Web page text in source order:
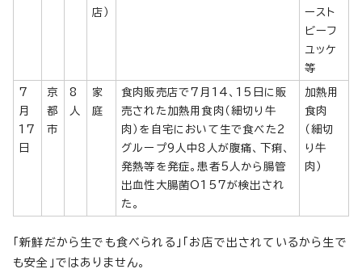
店）
ースト
ビーフ
ユッケ
等
7
月
17
日
京
都
市
8
人
家
庭
食肉販売店で7月14、15日に販
売された加熱用食肉（細切り牛
肉）を自宅において生で食べた2
グループ9人中8人が腹痛、下痢、
発熱等を発症。患者5人から腸管
出血性大腸菌O157が検出され
た。
加熱用
食肉
（細切
り牛
肉）
「新鮮だから生でも食べられる」「お店で出されているから生で
も安全」ではありません。